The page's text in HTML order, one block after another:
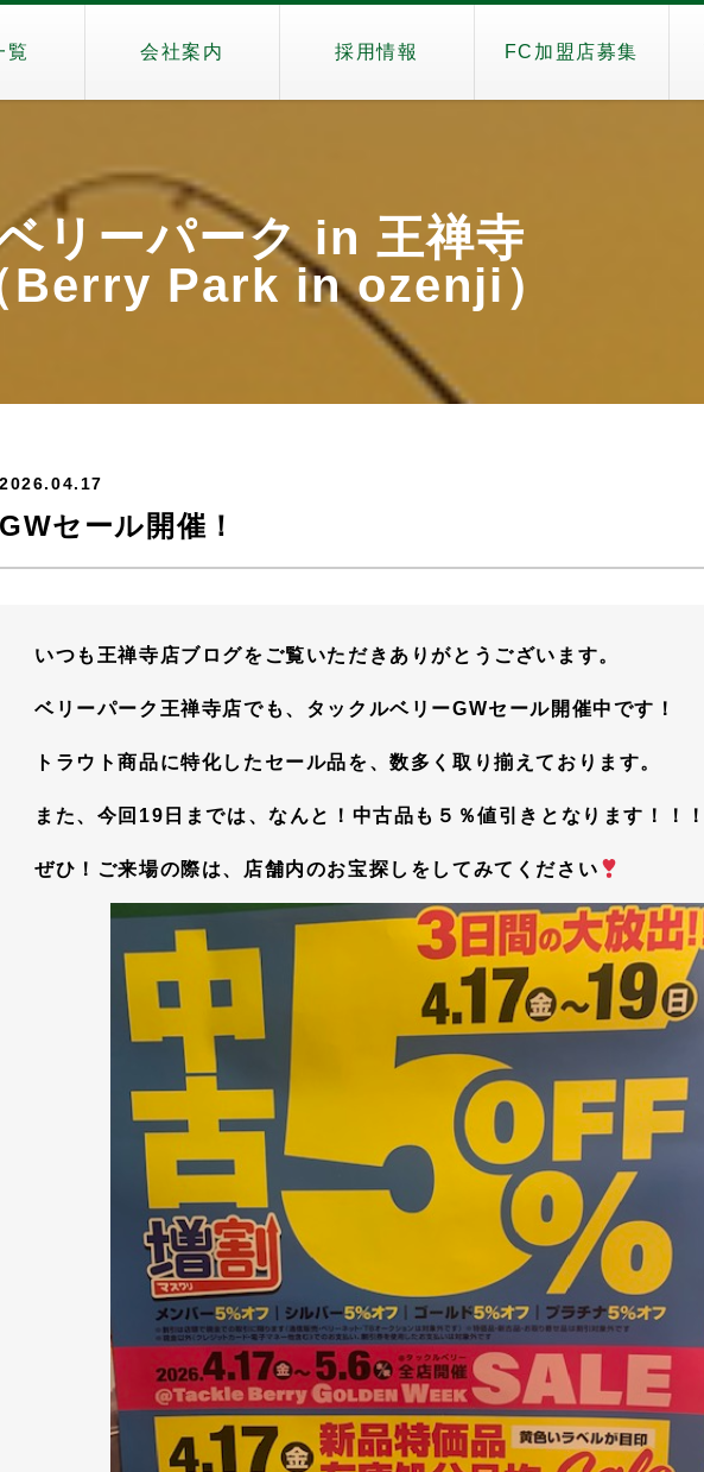
覧 会社案内 採用情報 FC加盟店募集
リーパーク in 王禅寺
Berry Park in ozenji）
2026.04.17
GWセール開催！
いつも王禅寺店ブログをご覧いただきありがとうございます。
ベリーパーク王禅寺店でも、タックルベリーGWセール開催中です！
トラウト商品に特化したセール品を、数多く取り揃えております。
また、今回19日までは、なんと！中古品も５％値引きとなります！！！
ぜひ！ご来場の際は、店舗内のお宝探しをしてみてください